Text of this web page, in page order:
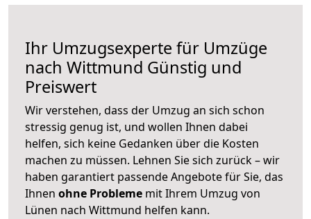
Ihr Umzugsexperte für Umzüge
nach Wittmund Günstig und
Preiswert
Wir verstehen, dass der Umzug an sich schon
stressig genug ist, und wollen Ihnen dabei
helfen, sich keine Gedanken über die Kosten
machen zu müssen. Lehnen Sie sich zurück – wir
haben garantiert passende Angebote für Sie, das
Ihnen ohne Probleme mit Ihrem Umzug von
Lünen nach Wittmund helfen kann.